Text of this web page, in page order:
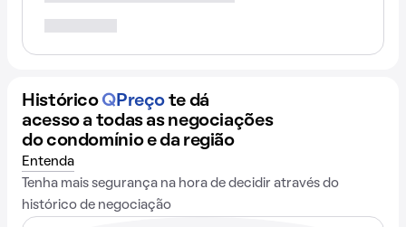
Histórico QPreço te dá
acesso a todas as negociações
do condomínio e da região
Entenda
Tenha mais segurança na hora de decidir através do
histórico de negociação